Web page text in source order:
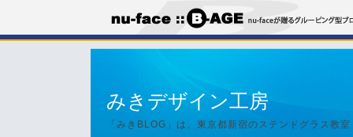
みきデザイン工房
「みきBLOG」は、東京都新宿のステンドグラス教